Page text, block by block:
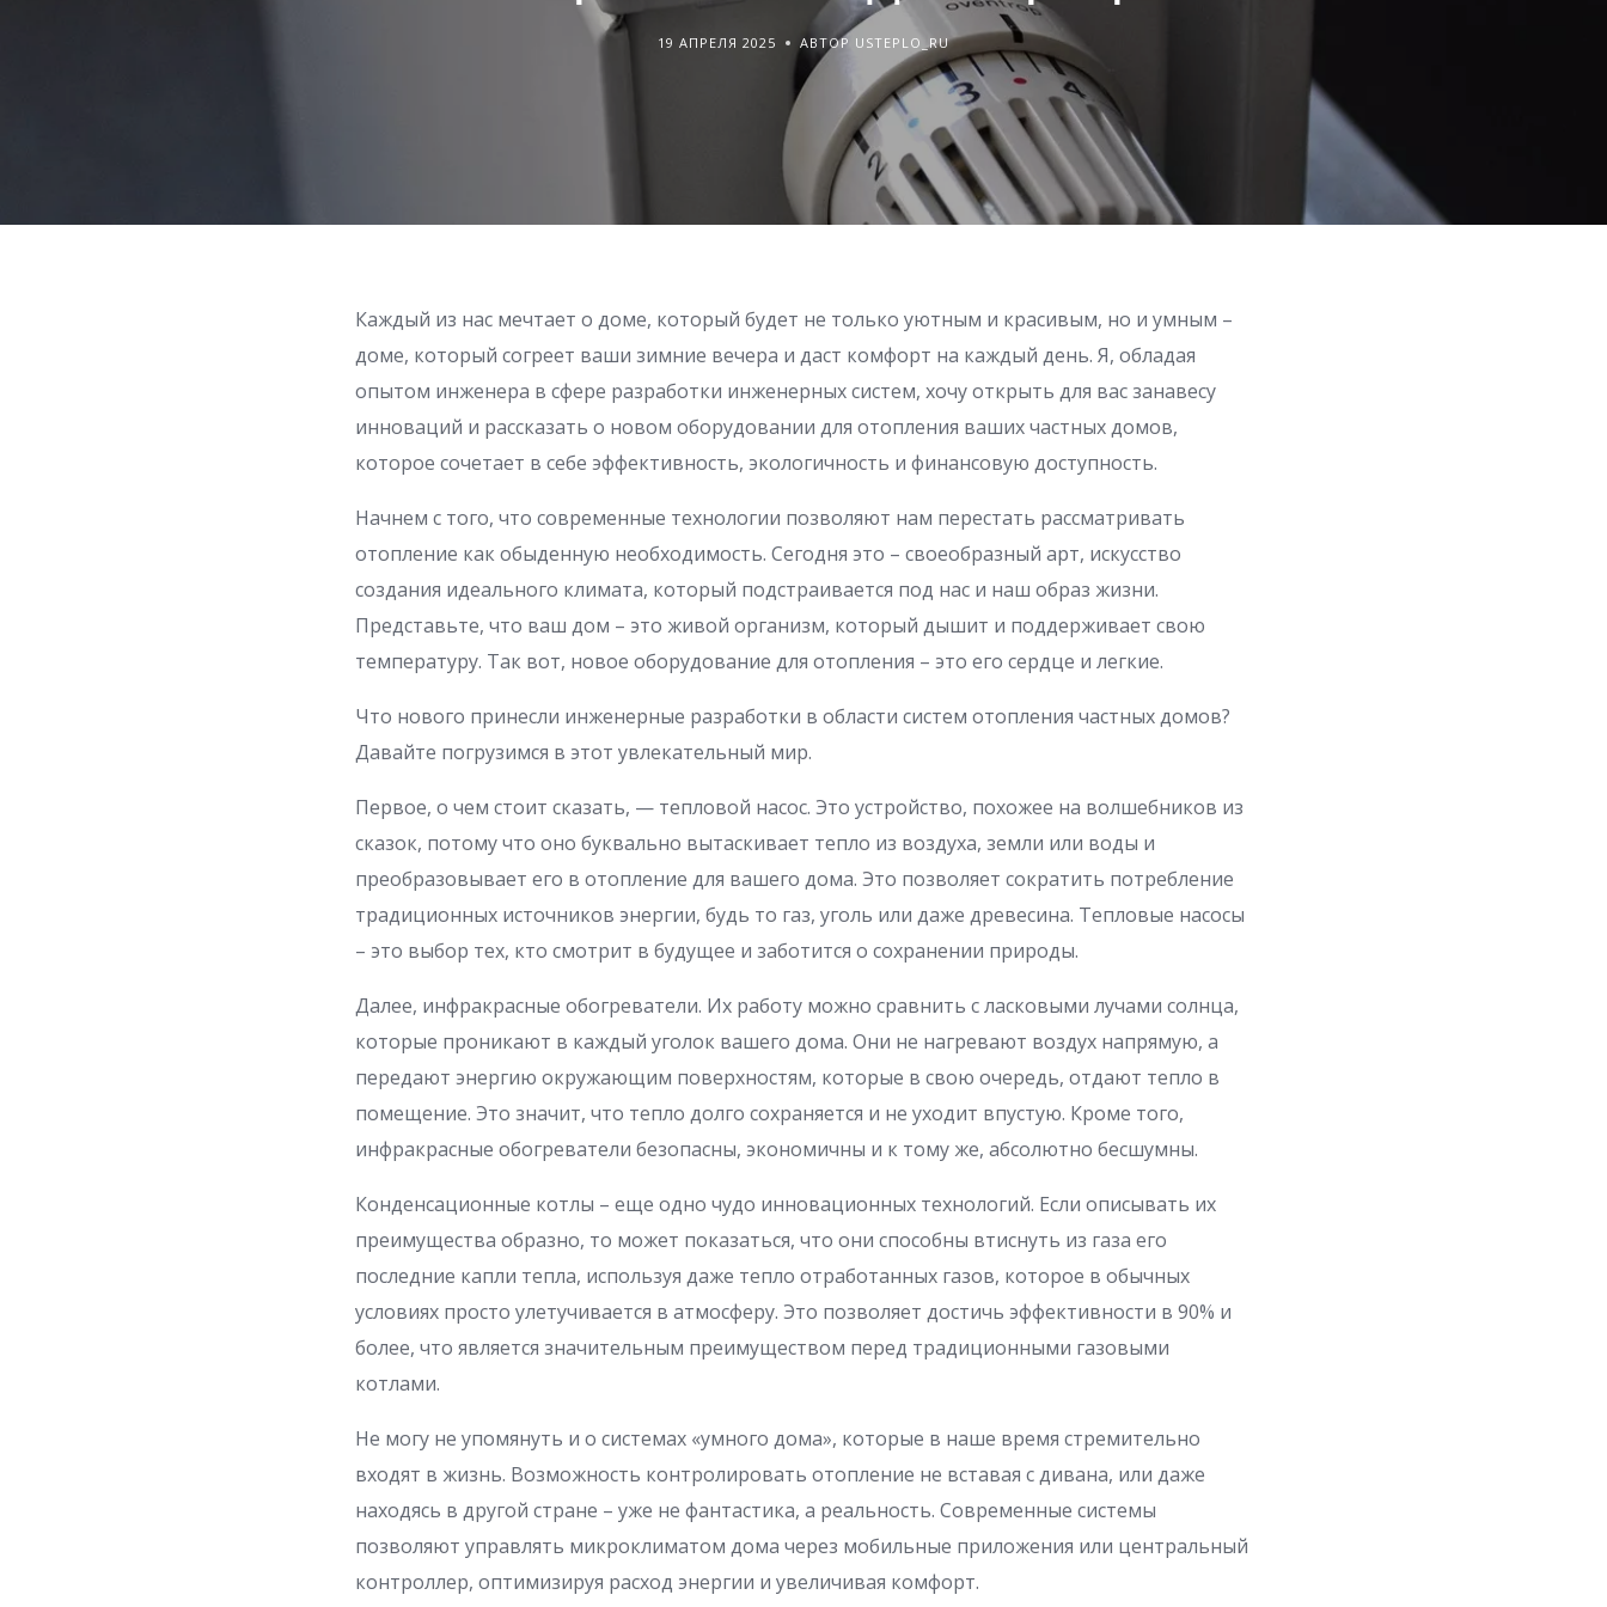
19 АПРЕЛЯ 2025 АВТОР USTEPLO_RU
Каждый из нас мечтает о доме, который будет не только уютным и красивым, но и умным –
доме, который согреет ваши зимние вечера и даст комфорт на каждый день. Я, обладая
опытом инженера в сфере разработки инженерных систем, хочу открыть для вас занавесу
инноваций и рассказать о новом оборудовании для отопления ваших частных домов,
которое сочетает в себе эффективность, экологичность и финансовую доступность.
Начнем с того, что современные технологии позволяют нам перестать рассматривать
отопление как обыденную необходимость. Сегодня это – своеобразный арт, искусство
создания идеального климата, который подстраивается под нас и наш образ жизни.
Представьте, что ваш дом – это живой организм, который дышит и поддерживает свою
температуру. Так вот, новое оборудование для отопления – это его сердце и легкие.
Что нового принесли инженерные разработки в области систем отопления частных домов?
Давайте погрузимся в этот увлекательный мир.
Первое, о чем стоит сказать, — тепловой насос. Это устройство, похожее на волшебников из
сказок, потому что оно буквально вытаскивает тепло из воздуха, земли или воды и
преобразовывает его в отопление для вашего дома. Это позволяет сократить потребление
традиционных источников энергии, будь то газ, уголь или даже древесина. Тепловые насосы
– это выбор тех, кто смотрит в будущее и заботится о сохранении природы.
Далее, инфракрасные обогреватели. Их работу можно сравнить с ласковыми лучами солнца,
которые проникают в каждый уголок вашего дома. Они не нагревают воздух напрямую, а
передают энергию окружающим поверхностям, которые в свою очередь, отдают тепло в
помещение. Это значит, что тепло долго сохраняется и не уходит впустую. Кроме того,
инфракрасные обогреватели безопасны, экономичны и к тому же, абсолютно бесшумны.
Конденсационные котлы – еще одно чудо инновационных технологий. Если описывать их
преимущества образно, то может показаться, что они способны втиснуть из газа его
последние капли тепла, используя даже тепло отработанных газов, которое в обычных
условиях просто улетучивается в атмосферу. Это позволяет достичь эффективности в 90% и
более, что является значительным преимуществом перед традиционными газовыми
котлами.
Не могу не упомянуть и о системах «умного дома», которые в наше время стремительно
входят в жизнь. Возможность контролировать отопление не вставая с дивана, или даже
находясь в другой стране – уже не фантастика, а реальность. Современные системы
позволяют управлять микроклиматом дома через мобильные приложения или центральный
контроллер, оптимизируя расход энергии и увеличивая комфорт.